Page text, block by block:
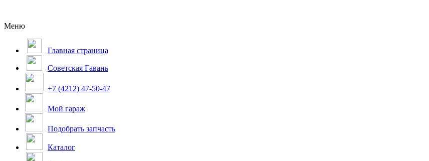
Меню
Главная страница
Советская Гавань
+7 (4212) 47-50-47
Мой гараж
Подобрать запчасть
Каталог